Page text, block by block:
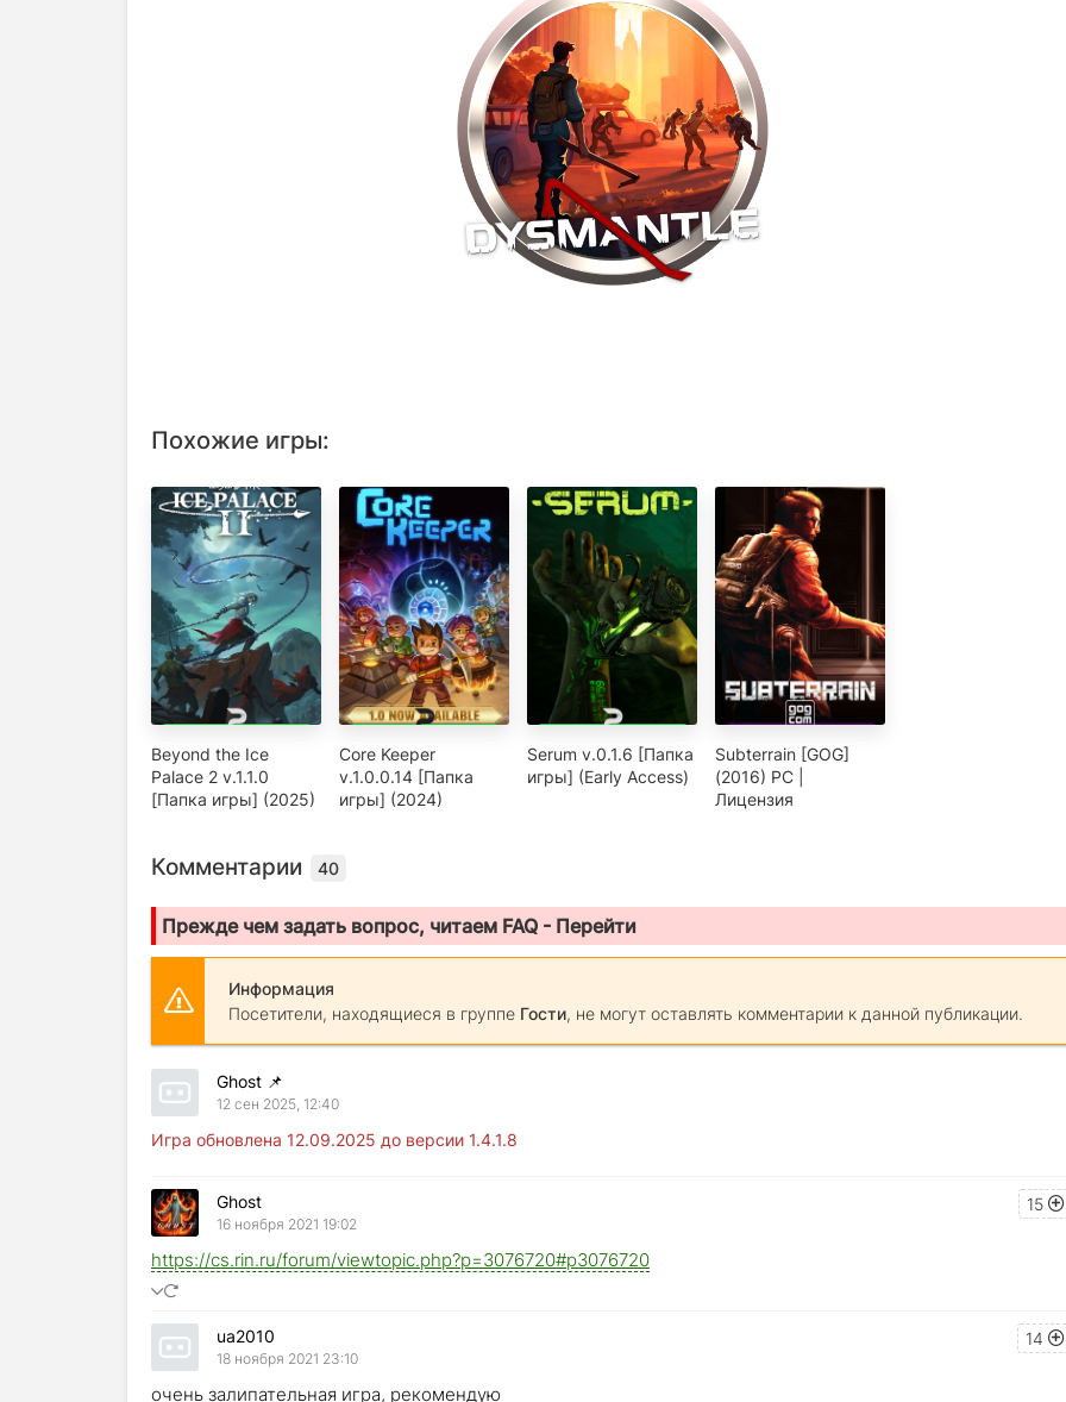
Похожие игры:
Beyond the Ice
Palace 2 v.1.1.0
[Папка игры] (2025)
Core Keeper
v.1.0.0.14 [Папка
игры] (2024)
Serum v.0.1.6 [Папка
игры] (Early Access)
Subterrain [GOG]
(2016) PC |
Лицензия
Комментарии 40
Прежде чем задать вопрос, читаем FAQ - Перейти
Информация
Посетители, находящиеся в группе Гости, не могут оставлять комментарии к данной публикации.
Ghost 📌
12 сен 2025, 12:40
Игра обновлена 12.09.2025 до версии 1.4.1.8
15
Ghost
16 ноября 2021 19:02
https://cs.rin.ru/forum/viewtopic.php?p=3076720#p3076720
14
ua2010
18 ноября 2021 23:10
очень залипательная игра, рекомендую